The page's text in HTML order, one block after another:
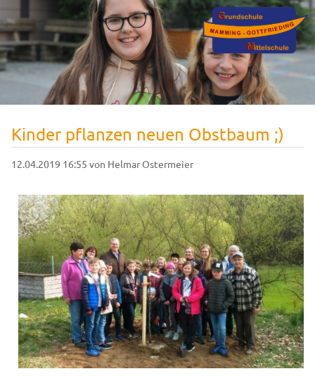
Kinder pflanzen neuen Obstbaum ;)
12.04.2019 16:55 von Helmar Ostermeier